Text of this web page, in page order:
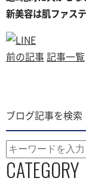
新美容は肌ファス
前の記事 記事一覧
ブログ記事を検索
CATEGORY